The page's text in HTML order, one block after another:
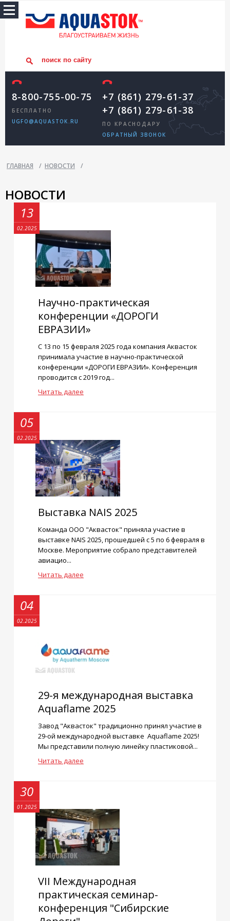
8-800-755-00-75
БЕСПЛАТНО
UGFO@AQUASTOK.RU
+7 (861) 279-61-37
+7 (861) 279-61-38
ПО КРАСНОДАРУ
ОБРАТНЫЙ ЗВОНОК
ГЛАВНАЯ / НОВОСТИ /
НОВОСТИ
Научно-практическая
конференции «ДОРОГИ
ЕВРАЗИИ»
С 13 по 15 февраля 2025 года компания Аквасток
принимала участие в научно-практической
конференции «ДОРОГИ ЕВРАЗИИ». Конференция
проводится с 2019 год...
Читать далее
13
02.2025
Выставка NAIS 2025
Команда ООО "Аквасток" приняла участие в
выставке NAIS 2025, прошедшей с 5 по 6 февраля в
Москве. Мероприятие собрало представителей
авиацио...
Читать далее
05
02.2025
29-я международная выставка
Aquaflame 2025
Завод "Аквасток" традиционно принял участие в
29-ой международной выставке Aquaflame 2025!
Мы представили полную линейку пластиковой...
Читать далее
04
02.2025
VII Международная
практическая семинар-
конференция "Сибирские
30
01.2025